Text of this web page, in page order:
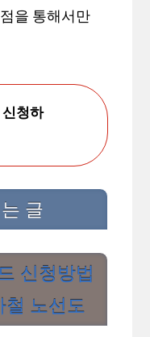
을 통해서만
청하
글
신청방법
철 노선도